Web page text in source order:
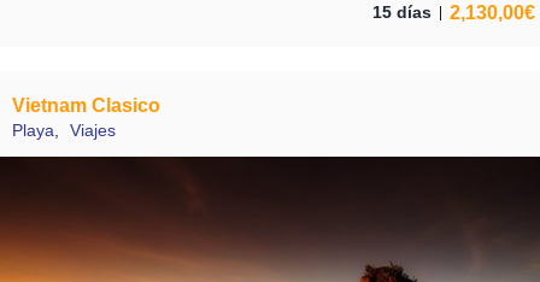
15 días 2,130,00€
Vietnam Clasico
Playa Viajes